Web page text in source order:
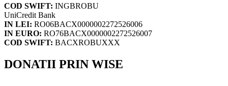
COD SWIFT: INGBROBU
UniCredit Bank
IN LEI: RO06BACX0000002272526006
IN EURO: RO76BACX0000002272526007
COD SWIFT: BACXROBUXXX
DONATII PRIN WISE